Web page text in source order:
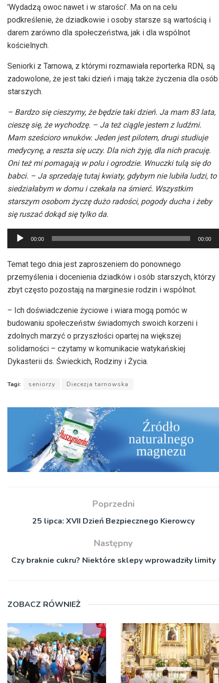
'Wydadzą owoc nawet i w starości’. Ma on na celu
podkreślenie, że dziadkowie i osoby starsze są wartością i
darem zarówno dla społeczeństwa, jak i dla wspólnot
kościelnych.
Seniorki z Tarnowa, z którymi rozmawiała reporterka RDN, są
zadowolone, że jest taki dzień i mają także życzenia dla osób
starszych.
– Bardzo się cieszymy, że będzie taki dzień. Ja mam 83 lata,
cieszę się, że wychodzę. – Ja też ciągle jestem z ludźmi.
Mam sześcioro wnuków. Jeden jest pilotem, drugi studiuje
medycynę, a reszta się uczy. Dla nich żyję, dla nich pracuję.
Oni też mi pomagają w polu i ogrodzie. Wnuczki tulą się do
babci. – Ja sprzedaję tutaj kwiaty, gdybym nie lubiła ludzi, to
siedziałabym w domu i czekała na śmierć. Wszystkim
starszym osobom życzę dużo radości, pogody ducha i żeby
się ruszać dokąd się tylko da.
Odtwarzacz
plików
dźwiękowych
00:00 00:00
Temat tego dnia jest zaproszeniem do ponownego
przemyślenia i docenienia dziadków i osób starszych, którzy
zbyt często pozostają na marginesie rodzin i wspólnot.
– Ich doświadczenie życiowe i wiara mogą pomóc w
budowaniu społeczeństw świadomych swoich korzeni i
zdolnych marzyć o przyszłości opartej na większej
solidarności – czytamy w komunikacie watykańskiej
Dykasterii ds. Świeckich, Rodziny i Życia.
Tagi: seniorzy Diecezja tarnowska
Poprzedni
25 lipca: XVII Dzień Bezpiecznego Kierowcy
Następny
Czy braknie cukru? Niektóre sklepy wprowadziły limity
ZOBACZ RÓWNIEŻ